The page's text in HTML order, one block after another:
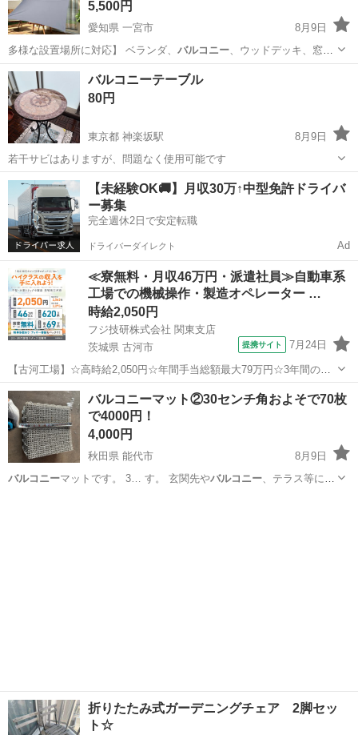
5,500円
愛知県 一宮市
8月9日
多様な設置場所に対応】 ベランダ、 バルコニー、ウッドデッキ、窓
辺、テラス、玄関先…
愛知 一宮市
バルコニーテーブル
80円
東京都 神楽坂駅
8月9日
若干サビはありますが、問題なく使用可能です
東京 新宿区 神楽坂駅 テーブル バルコニー
【未経験OK🚚】月収30万↑中型免許ドライバ
ー募集
完全週休2日で安定転職
ドライバーダイレクト Ad
≪寮無料・月収46万円・派遣社員≫自動車系
工場での機械操作・製造オペレーター …
時給2,050円
フジ技研株式会社 関東支店
茨城県 古河市
提携サイト 7月24日
【古河工場】☆高時給2,050円☆年間手当総額最大79万円☆3年間の手
当総額169万円☆年収630万円可☆寮費無料☆大手トラックメーカーで
の組立組付のお仕事☆自動車業界経験者積極採用中！！【20代でも年
収500万円が目指せる...
茨城 古河市
バルコニーマット②30センチ角およそで70枚
で4000円！
4,000円
秋田県 能代市
8月9日
バルコニー
マットです。 3… す。 玄関先やバルコニー、テラス等にど
折りたたみ式ガーデニングチェア 2脚セッ
ト☆